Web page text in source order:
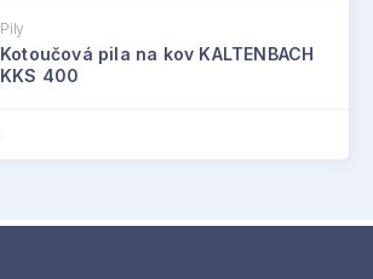
Pily
Kotoučová pila na kov KALTENBACH
KKS 400